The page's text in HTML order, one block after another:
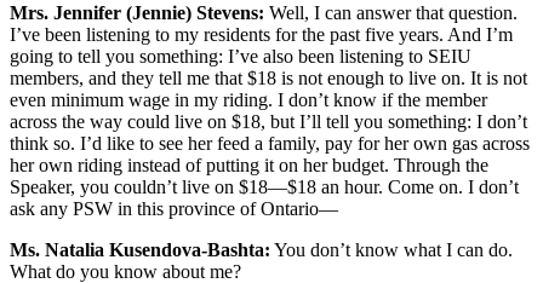
Mrs. Jennifer (Jennie) Stevens: Well, I can answer that question.
I’ve been listening to my residents for the past five years. And I’m
going to tell you something: I’ve also been listening to SEIU
members, and they tell me that $18 is not enough to live on. It is not
even minimum wage in my riding. I don’t know if the member
across the way could live on $18, but I’ll tell you something: I don’t
think so. I’d like to see her feed a family, pay for her own gas across
her own riding instead of putting it on her budget. Through the
Speaker, you couldn’t live on $18—$18 an hour. Come on. I don’t
ask any PSW in this province of Ontario—
Ms. Natalia Kusendova-Bashta: You don’t know what I can do.
What do you know about me?